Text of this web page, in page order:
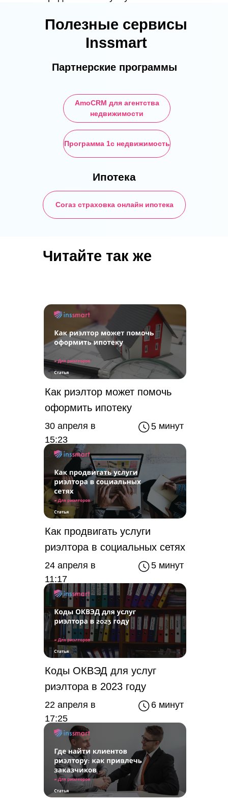
Полезные сервисы
Inssmart
Партнерские программы
Ипотека
AmoCRM для агентства
недвижимости
Программа 1с недвижимость
Согаз страховка онлайн ипотека
Читайте так же
Коды ОКВЭД для услуг
риэлтора в 2023 году
22 апреля в
17:25
Как продвигать услуги
риэлтора в социальных сетях
24 апреля в
11:17
5 минут
Как риэлтор может помочь
оформить ипотеку
30 апреля в
15:23
5 минут
6 минут
Перейти
Зарабатывайте от
100 000₽ с